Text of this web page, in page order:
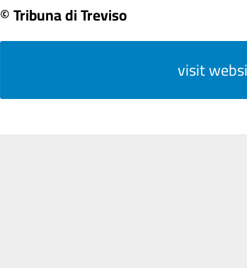
© Tribuna di Treviso
visit